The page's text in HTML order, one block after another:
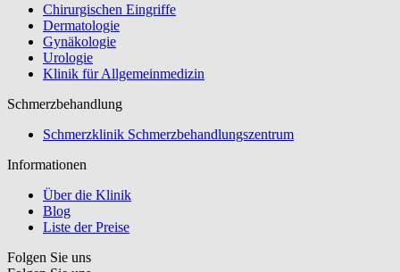
Chirurgischen Eingriffe
Dermatologie
Gynäkologie
Urologie
Klinik für Allgemeinmedizin
Schmerzbehandlung
Schmerzklinik Schmerzbehandlungszentrum
Informationen
Über die Klinik
Blog
Liste der Preise
Folgen Sie uns